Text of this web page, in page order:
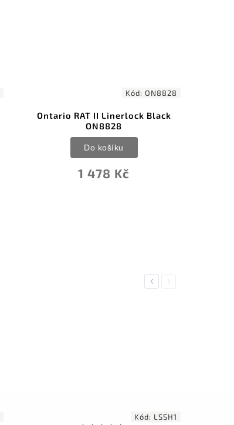
Kód: ON8828
Ontario RAT II Linerlock Black
ON8828
1 478 Kč
Do košíku
Previous
Kód: LSSH1
Next